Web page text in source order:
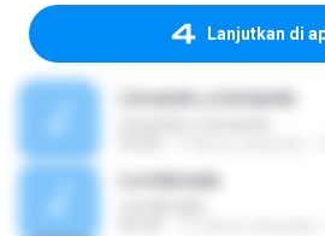
Lanjutkan di
Llorando y tomando
La Indicada